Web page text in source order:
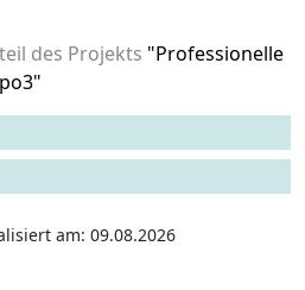
des Projekts "Professionelle
am: 09.08.2026